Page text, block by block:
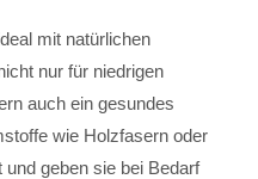
mit natürlichen
nur für niedrigen
auch ein gesundes
wie Holzfasern oder
geben sie bei Bedarf